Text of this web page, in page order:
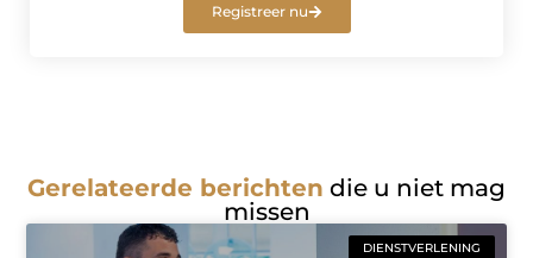
Registreer nu
Gerelateerde berichten die u niet mag
missen
DIENSTVERLENING